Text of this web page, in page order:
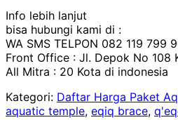
Info lebih lanjut
bisa hubungi kami di :
WA SMS TELPON 082 119 799
Front Office : Jl. Depok No 108
All Mitra : 20 Kota di indonesia
Kategori: Daftar Harga Paket
aquatic temple, eqiq brace,